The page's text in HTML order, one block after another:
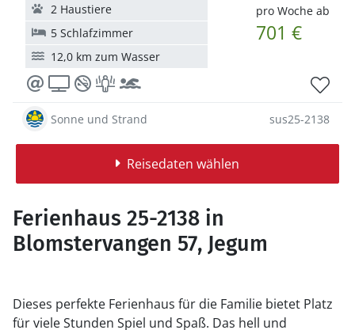
pro Woche ab
701 €
2 Haustiere
5 Schlafzimmer
12,0 km zum Wasser
Sonne und Strand sus25-2138
Reisedaten wählen
Ferienhaus 25-2138 in
Blomstervangen 57, Jegum
Dieses perfekte Ferienhaus für die Familie bietet Platz
für viele Stunden Spiel und Spaß. Das hell und